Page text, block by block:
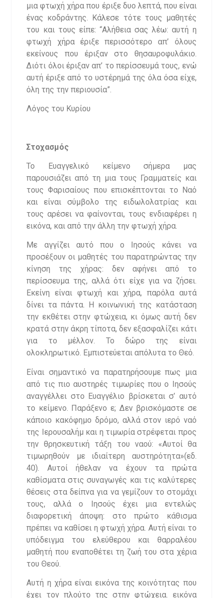
μια φτωχή χήρα που έριξε δυο λεπτά, που είναι
ένας κοδράντης. Κάλεσε τότε τους μαθητές
του και τους είπε: “Αλήθεια σας λέω: αυτή η
φτωχή χήρα έριξε περισσότερο απ’ όλους
εκείνους που έριξαν στο θησαυροφυλάκιο.
Διότι όλοι έριξαν απ’ το περίσσευμά τους, ενώ
αυτή έριξε από το υστέρημά της όλα όσα είχε,
όλη της την περιουσία”.
Λόγος του Κυρίου
Στοχασμός
Το Ευαγγελικό κείμενο σήμερα μας
παρουσιάζει από τη μια τους Γραμματείς και
τους Φαρισαίους που επισκέπτονται το Ναό
και είναι σύμβολο της ειδωλολατρίας και
τους αρέσει να φαίνονται, τους ενδιαφέρει η
εικόνα, και από την άλλη την φτωχή χήρα.
Με αγγίζει αυτό που ο Ιησούς κάνει να
προσέξουν οι μαθητές του παρατηρώντας την
κίνηση της χήρας: δεν αφήνει από το
περίσσευμα της, αλλά ότι είχε για να ζήσει.
Εκείνη είναι φτωχή και χήρα, παρόλα αυτά
δίνει τα πάντα. Η κοινωνική της κατάσταση
την εκθέτει στην φτώχεια, κι όμως αυτή δεν
κρατά στην άκρη τίποτα, δεν εξασφαλίζει κάτι
για το μέλλον. Το δώρο της είναι
ολοκληρωτικό. Εμπιστεύεται απόλυτα το Θεό.
Είναι σημαντικό να παρατηρήσουμε πως μια
από τις πιο αυστηρές τιμωρίες που ο Ιησούς
αναγγέλλει στο Ευαγγέλιο βρίσκεται σ’ αυτό
το κείμενο. Παράξενο ε; Δεν βρισκόμαστε σε
κάποιο κακόφημο δρόμο, αλλά στον ιερό ναό
της Ιερουσαλήμ και η τιμωρία στρέφεται προς
την θρησκευτική τάξη του ναού: «Αυτοί θα
τιμωρηθούν με ιδιαίτερη αυστηρότητα»(εδ.
40). Αυτοί ήθελαν να έχουν τα πρώτα
καθίσματα στις συναγωγές και τις καλύτερες
θέσεις στα δείπνα για να γεμίζουν το στομάχι
τους, αλλά ο Ιησούς έχει μια εντελώς
διαφορετική άποψη: στο πρώτο κάθισμα
πρέπει να καθίσει η φτωχή χήρα. Αυτή είναι το
υπόδειγμα του ελεύθερου και θαρραλέου
μαθητή που εναποθέτει τη ζωή του στα χέρια
του Θεού.
Αυτή η χήρα είναι εικόνα της κοινότητας που
έχει τον πλούτο της στην φτώχεια. εικόνα